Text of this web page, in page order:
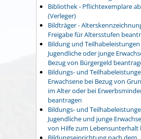
Bibliothek - Pflichtexemplare
(Verleger)
Bildträger -
Freigabe für Altersstufen
Bildung und
Jugendliche oder junge
Bezug von Bürgergeld
Bildungs- und
Erwachsene bei Bezug von
im Alter oder bei
beantragen
Bildungs- und
Jugendliche und junge
von Hilfe zum Lebensunterhalt